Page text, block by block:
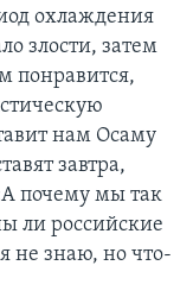
охлаждения
злости, затем
понравится,
нам Осаму
завтра,
почему мы так
ли российские
не знаю, но что-